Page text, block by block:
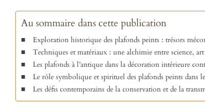
Au sommaire dans cette publication
Exploration historique des plafonds peints : trésors
Techniques et matériaux : une alchimie entre science,
Les plafonds à l’antique dans la décoration intérieure
Le rôle symbolique et spirituel des plafonds peints dans
Les défis contemporains de la conservation et de la